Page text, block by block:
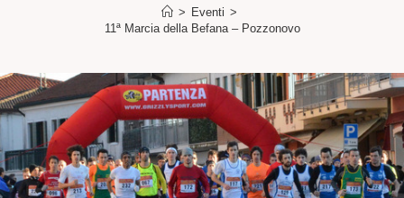
> Eventi >
11ª Marcia della Befana – Pozzonovo